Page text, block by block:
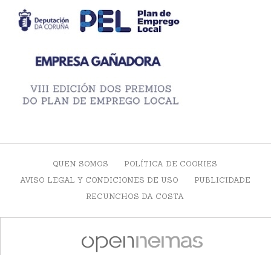
QUEN SOMOS
POLÍTICA DE COOKIES
AVISO LEGAL Y CONDICIONES DE USO
PUBLICIDADE
RECUNCHOS DA COSTA